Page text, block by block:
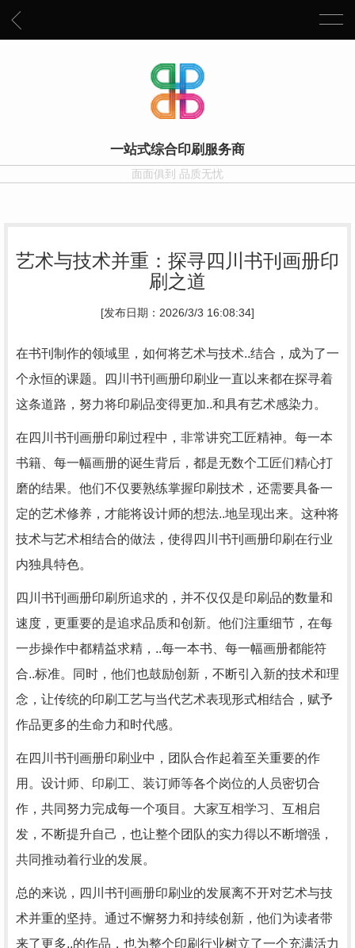
一站式综合印刷服务商
面面俱到 品质无忧
艺术与技术并重：探寻四川书刊画册印
刷之道
[发布日期：2026/3/3 16:08:34]
在书刊制作的领域里，如何将艺术与技术..结合，成为了一
个永恒的课题。四川书刊画册印刷业一直以来都在探寻着
这条道路，努力将印刷品变得更加..和具有艺术感染力。
在四川书刊画册印刷过程中，非常讲究工匠精神。每一本
书籍、每一幅画册的诞生背后，都是无数个工匠们精心打
磨的结果。他们不仅要熟练掌握印刷技术，还需要具备一
定的艺术修养，才能将设计师的想法..地呈现出来。这种将
技术与艺术相结合的做法，使得四川书刊画册印刷在行业
内独具特色。
四川书刊画册印刷所追求的，并不仅仅是印刷品的数量和
速度，更重要的是追求品质和创新。他们注重细节，在每
一步操作中都精益求精，..每一本书、每一幅画册都能符
合..标准。同时，他们也鼓励创新，不断引入新的技术和理
念，让传统的印刷工艺与当代艺术表现形式相结合，赋予
作品更多的生命力和时代感。
在四川书刊画册印刷业中，团队合作起着至关重要的作
用。设计师、印刷工、装订师等各个岗位的人员密切合
作，共同努力完成每一个项目。大家互相学习、互相启
发，不断提升自己，也让整个团队的实力得以不断增强，
共同推动着行业的发展。
总的来说，四川书刊画册印刷业的发展离不开对艺术与技
术并重的坚持。通过不懈努力和持续创新，他们为读者带
来了更多..的作品，也为整个印刷行业树立了一个充满活力